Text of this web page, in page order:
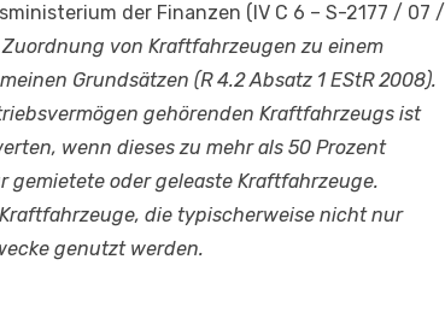
der Finanzen (IV C 6 – S-2177 / 07 /
Zuordnung von Kraftfahrzeugen zu einem
Grundsätzen (R 4.2 Absatz 1 EStR 2008).
gehörenden Kraftfahrzeugs ist
wenn dieses zu mehr als 50 Prozent
oder geleaste Kraftfahrzeuge.
die typischerweise nicht nur
genutzt werden.